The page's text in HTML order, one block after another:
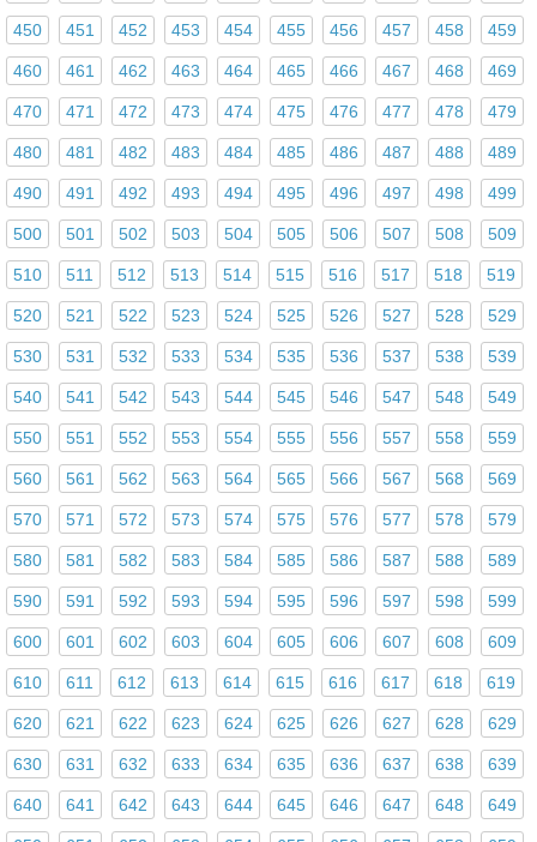
450 451 452 453 454 455 456 457 458 459
460 461 462 463 464 465 466 467 468 469
470 471 472 473 474 475 476 477 478 479
480 481 482 483 484 485 486 487 488 489
490 491 492 493 494 495 496 497 498 499
500 501 502 503 504 505 506 507 508 509
510 511 512 513 514 515 516 517 518 519
520 521 522 523 524 525 526 527 528 529
530 531 532 533 534 535 536 537 538 539
540 541 542 543 544 545 546 547 548 549
550 551 552 553 554 555 556 557 558 559
560 561 562 563 564 565 566 567 568 569
570 571 572 573 574 575 576 577 578 579
580 581 582 583 584 585 586 587 588 589
590 591 592 593 594 595 596 597 598 599
600 601 602 603 604 605 606 607 608 609
610 611 612 613 614 615 616 617 618 619
620 621 622 623 624 625 626 627 628 629
630 631 632 633 634 635 636 637 638 639
640 641 642 643 644 645 646 647 648 649